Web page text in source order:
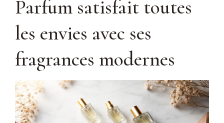
Parfum satisfait toutes
les envies avec ses
fragrances modernes